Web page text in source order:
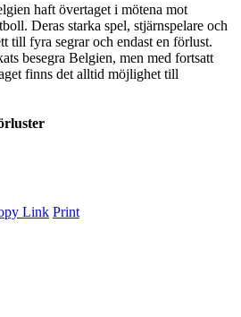
haft övertaget i mötena mot
Deras starka spel, stjärnspelare och
till fyra segrar och endast en förlust.
besegra Belgien, men med fortsatt
finns det alltid möjlighet till
Link Print